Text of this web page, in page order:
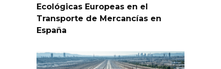
Ecológicas Europeas en el
Transporte de Mercancías en
España